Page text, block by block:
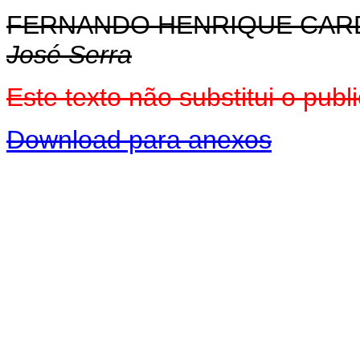
FERNANDO HENRIQUE
José Serra
Este texto não substitui o
Download para anexos